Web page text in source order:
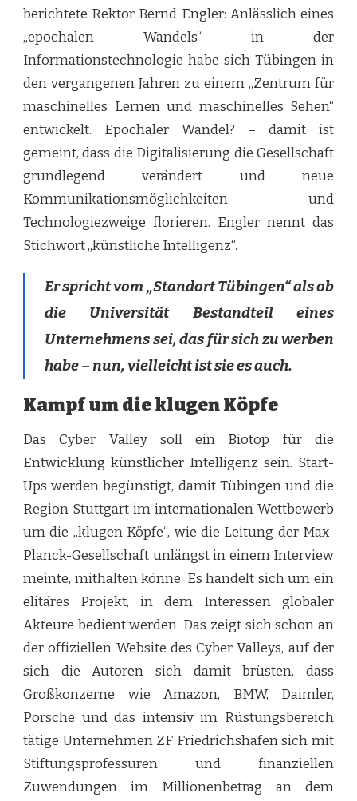
berichtete Rektor Bernd Engler: Anlässlich eines
„epochalen Wandels“ in der
Informationstechnologie habe sich Tübingen in
den vergangenen Jahren zu einem „Zentrum für
maschinelles Lernen und maschinelles Sehen“
entwickelt. Epochaler Wandel? – damit ist
gemeint, dass die Digitalisierung die Gesellschaft
grundlegend verändert und neue
Kommunikationsmöglichkeiten und
Technologiezweige florieren. Engler nennt das
Stichwort „künstliche Intelligenz“.
Er spricht vom „Standort Tübingen“ als ob
die Universität Bestandteil eines
Unternehmens sei, das für sich zu werben
habe – nun, vielleicht ist sie es auch.
Kampf um die klugen Köpfe
Das Cyber Valley soll ein Biotop für die
Entwicklung künstlicher Intelligenz sein. Start-
Ups werden begünstigt, damit Tübingen und die
Region Stuttgart im internationalen Wettbewerb
um die „klugen Köpfe“, wie die Leitung der Max-
Planck-Gesellschaft unlängst in einem Interview
meinte, mithalten könne. Es handelt sich um ein
elitäres Projekt, in dem Interessen globaler
Akteure bedient werden. Das zeigt sich schon an
der offiziellen Website des Cyber Valleys, auf der
sich die Autoren sich damit brüsten, dass
Großkonzerne wie Amazon, BMW, Daimler,
Porsche und das intensiv im Rüstungsbereich
tätige Unternehmen ZF Friedrichshafen sich mit
Stiftungsprofessuren und finanziellen
Zuwendungen im Millionenbetrag an dem